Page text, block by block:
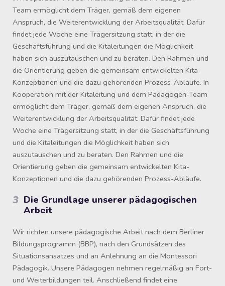
Team ermöglicht dem Träger, gemäß dem eigenen
Anspruch, die Weiterentwicklung der Arbeitsqualität. Dafür
findet jede Woche eine Trägersitzung statt, in der die
Geschäftsführung und die Kitaleitungen die Möglichkeit
haben sich auszutauschen und zu beraten. Den Rahmen und
die Orientierung geben die gemeinsam entwickelten Kita-
Konzeptionen und die dazu gehörenden Prozess-Abläufe. In
Kooperation mit der Kitaleitung und dem Pädagogen-Team
ermöglicht dem Träger, gemäß dem eigenen Anspruch, die
Weiterentwicklung der Arbeitsqualität. Dafür findet jede
Woche eine Trägersitzung statt, in der die Geschäftsführung
und die Kitaleitungen die Möglichkeit haben sich
auszutauschen und zu beraten. Den Rahmen und die
Orientierung geben die gemeinsam entwickelten Kita-
Konzeptionen und die dazu gehörenden Prozess-Abläufe.
3 Die Grundlage unserer pädagogischen
Arbeit
Wir richten unsere pädagogische Arbeit nach dem Berliner
Bildungsprogramm (BBP), nach den Grundsätzen des
Situationsansatzes und an Anlehnung an die Montessori
Pädagogik. Unsere Pädagogen nehmen regelmäßig an Fort-
und Weiterbildungen teil. Anschließend findet eine